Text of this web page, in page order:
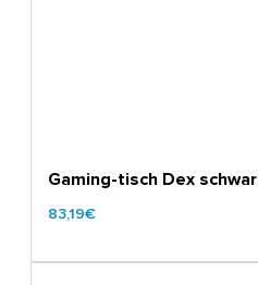
Gaming-tisch Dex
83,19€